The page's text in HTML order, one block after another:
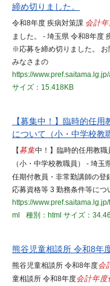
締め切りました。
令和8年度 疾病対策課 会計
ました。 - 埼玉県 令和8年度
※応募を締め切りました。 お
みなさまの
https://
サイズ：15.418KB
【募集中！】臨時的任
について（小・中学校教
【 募集中！】臨時的任用教
（小・中学校教職員） - 埼玉
任期付教員・非常勤講師の登
応募資格等 3 勤務条件等につ
https://
ml
種別：html サイズ：
熊谷児童相談所 令和8年
熊谷児童相談所 令和8年度会
童相談所 令和8年度会計年度